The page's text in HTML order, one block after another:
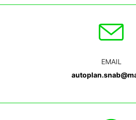
EMAIL